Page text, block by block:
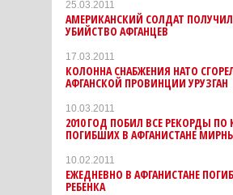
25.03.2011
АМЕРИКАНСКИЙ СОЛДАТ ПОЛУЧИЛ
УБИЙСТВО АФГАНЦЕВ
17.03.2011
КОЛОННА СНАБЖЕНИЯ НАТО
АФГАНСКОЙ ПРОВИНЦИИ УРУЗГАН
10.03.2011
2010 ГОД ПОБИЛ ВСЕ РЕКОРДЫ ПО
ПОГИБШИХ В АФГАНИСТАНЕ
10.02.2011
ЕЖЕДНЕВНО В АФГАНИСТАНЕ
РЕБЕНКА